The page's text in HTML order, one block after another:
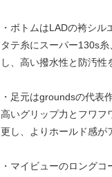
・ボトムはLADの袴シ
タテ糸にスーパー130s
し、高い撥水性と防汚性
・足元はgroundsの代表
高いグリップ力とフワフ
更し、よりホールド感が
・マイビューのロング